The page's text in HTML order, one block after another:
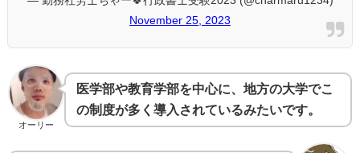
November 25, 2023
オーリー
医学部や教育学部を中心に、地方の大学でこ
の制度が多く導入されているみたいです。